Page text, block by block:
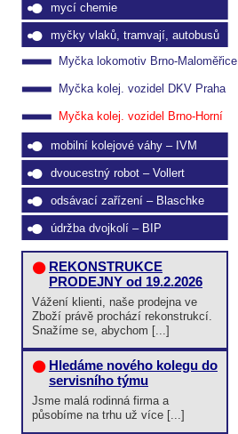
mycí chemie
myčky vlaků, tramvají, autobusů
Myčka lokomotiv Brno-Maloměřice
Myčka kolej. vozidel DKV Praha
Myčka kolej. vozidel Brno-Horní
Heršpice
mobilní kolejové váhy – IVM
dvoucestný robot – Vollert
odsávací zařízení – Blaschke
údržba dvojkolí – BIP
REKONSTRUKCE
PRODEJNY od 19.2.2026
Vážení klienti, naše prodejna ve
Zboží právě prochází rekonstrukcí.
Snažíme se, abychom [...]
Hledáme nového kolegu do
servisního týmu
Jsme malá rodinná firma a
působíme na trhu už více [...]